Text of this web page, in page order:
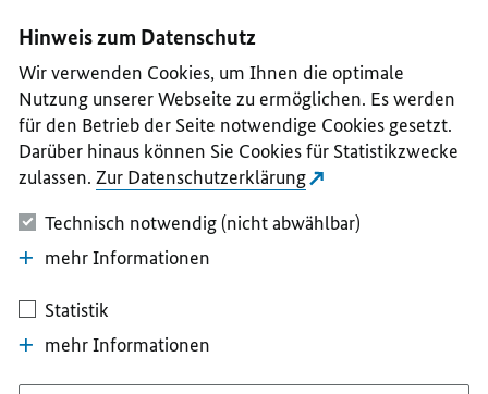
II
III
IV
V
Hinweis zum Datenschutz
Wir verwenden Cookies, um Ihnen die optimale
Nutzung unserer Webseite zu ermöglichen. Es werden
für den Betrieb der Seite notwendige Cookies gesetzt.
Darüber hinaus können Sie Cookies für Statistikzwecke
zulassen. Zur Datenschutzerklärung
Technisch notwendig (nicht abwählbar)
mehr Informationen
Statistik
mehr Informationen